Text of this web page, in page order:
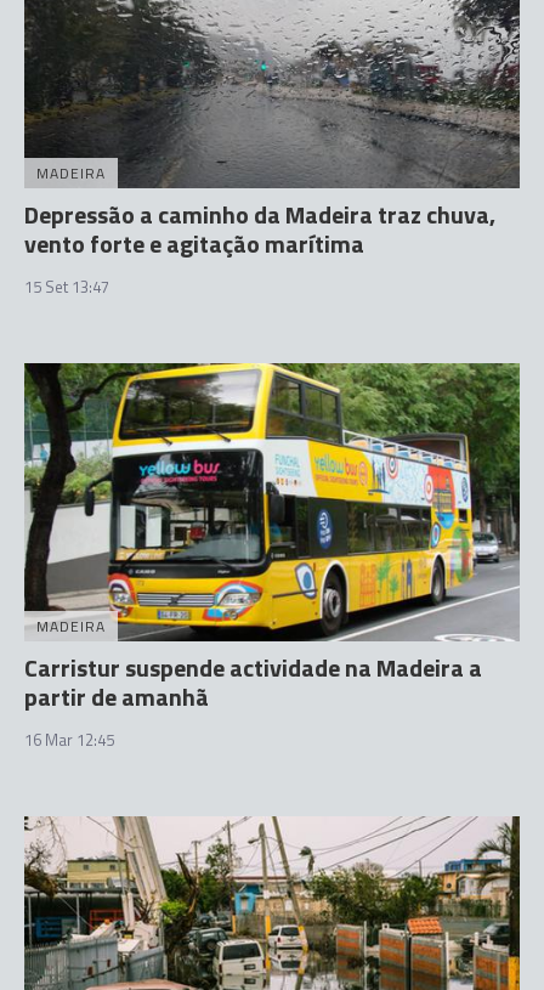
MADEIRA
Depressão a caminho da Madeira traz chuva,
vento forte e agitação marítima
15 Set 13:47
MADEIRA
Carristur suspende actividade na Madeira a
partir de amanhã
16 Mar 12:45